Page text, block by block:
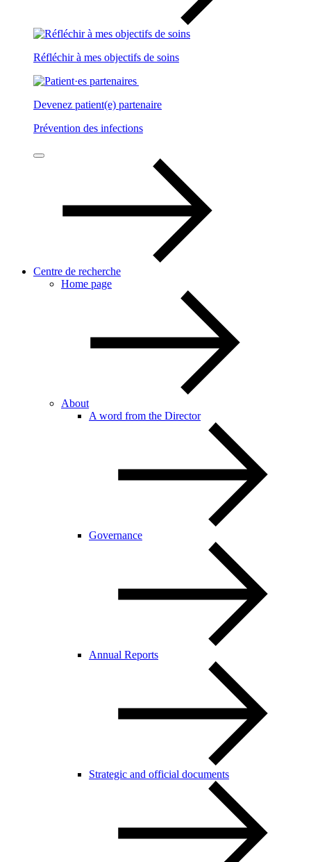
Réfléchir à mes objectifs de soins
Devenez patient(e) partenaire
Prévention des infections
Centre de recherche
Home page
About
A word from the Director
Governance
Annual Reports
Strategic and official documents